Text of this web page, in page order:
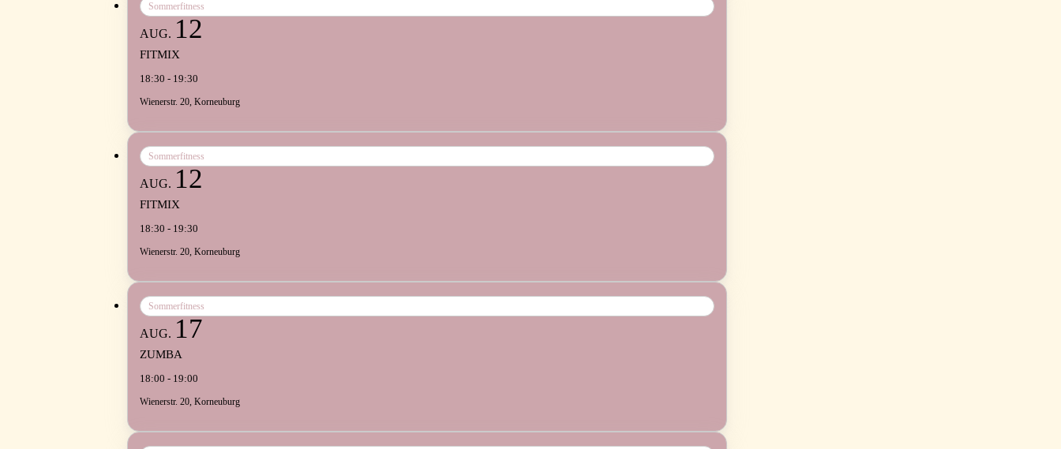
Sommerfitness
AUG. 12
FITMIX
18:30 - 19:30
Wienerstr. 20, Korneuburg
Sommerfitness
AUG. 12
FITMIX
18:30 - 19:30
Wienerstr. 20, Korneuburg
Sommerfitness
AUG. 17
ZUMBA
18:00 - 19:00
Wienerstr. 20, Korneuburg